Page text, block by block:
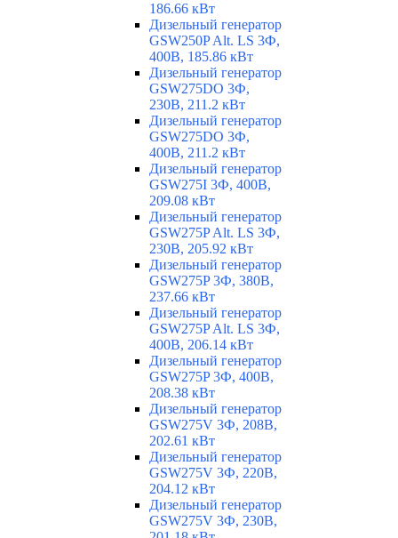
186.66 кВт
Дизельный генератор
GSW250P Alt. LS 3Ф,
400В, 185.86 кВт
Дизельный генератор
GSW275DO 3Ф,
230В, 211.2 кВт
Дизельный генератор
GSW275DO 3Ф,
400В, 211.2 кВт
Дизельный генератор
GSW275I 3Ф, 400В,
209.08 кВт
Дизельный генератор
GSW275P Alt. LS 3Ф,
230В, 205.92 кВт
Дизельный генератор
GSW275P 3Ф, 380В,
237.66 кВт
Дизельный генератор
GSW275P Alt. LS 3Ф,
400В, 206.14 кВт
Дизельный генератор
GSW275P 3Ф, 400В,
208.38 кВт
Дизельный генератор
GSW275V 3Ф, 208В,
202.61 кВт
Дизельный генератор
GSW275V 3Ф, 220В,
204.12 кВт
Дизельный генератор
GSW275V 3Ф, 230В,